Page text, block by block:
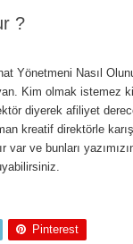
?
Yönetmeni Nasıl
Kim olmak istemez
diyerek afiliyet
kreatif direktörle
var ve bunları
Pinterest